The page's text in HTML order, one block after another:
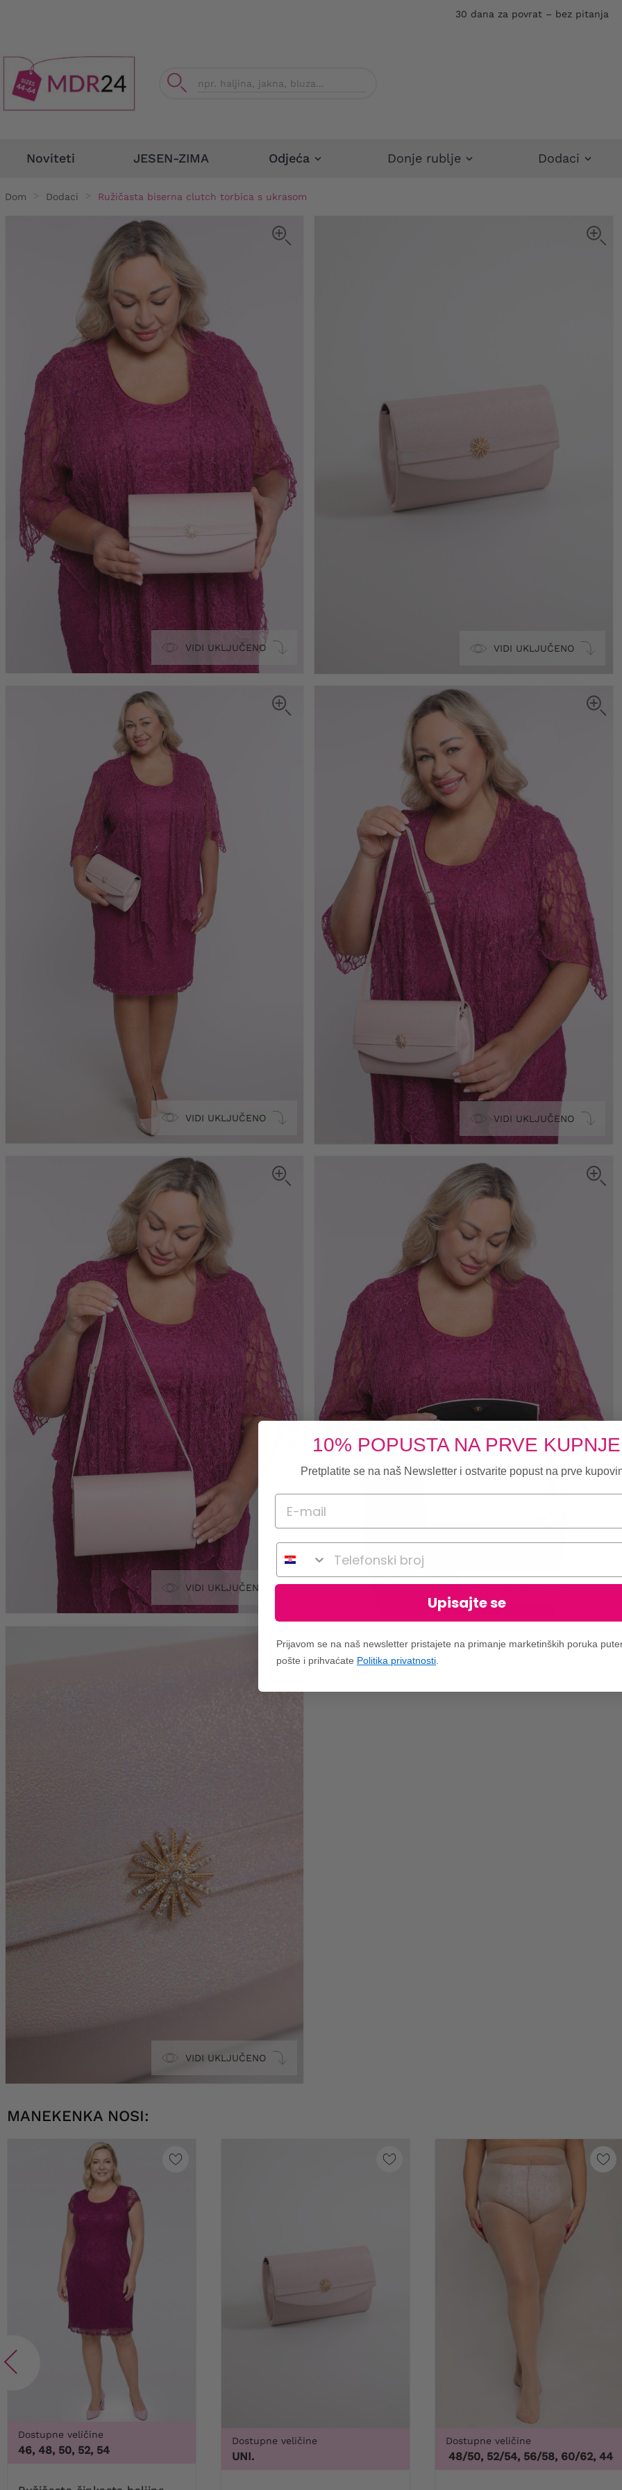
30 dana za povrat – bez pitanja
Noviteti JESEN-ZIMA Odjeća Donje rublje Dodaci
Dom Dodaci Ružičasta biserna clutch torbica s ukrasom
VIDI UKLJUČENO VIDI UKLJUČENO
VIDI UKLJUČENO VIDI UKLJUČENO
VIDI UKLJUČENO
VIDI UKLJUČENO
MANEKENKA NOSI:
Dostupne veličine
46, 48, 50, 52, 54
Dostupne veličine
UNI.
Dostupne veličine
44/46, 48/50, 52/54, 56/58, 60/62,44/46,
10% POPUSTA NA PRVE KUPNJE
Pretplatite se na naš Newsletter i ostvarite popust na prve
Telefonski broj
Upisajte se
Prijavom se na naš newsletter pristajete na primanje marketinških poruka
pošte i prihvaćate Politika privatnosti